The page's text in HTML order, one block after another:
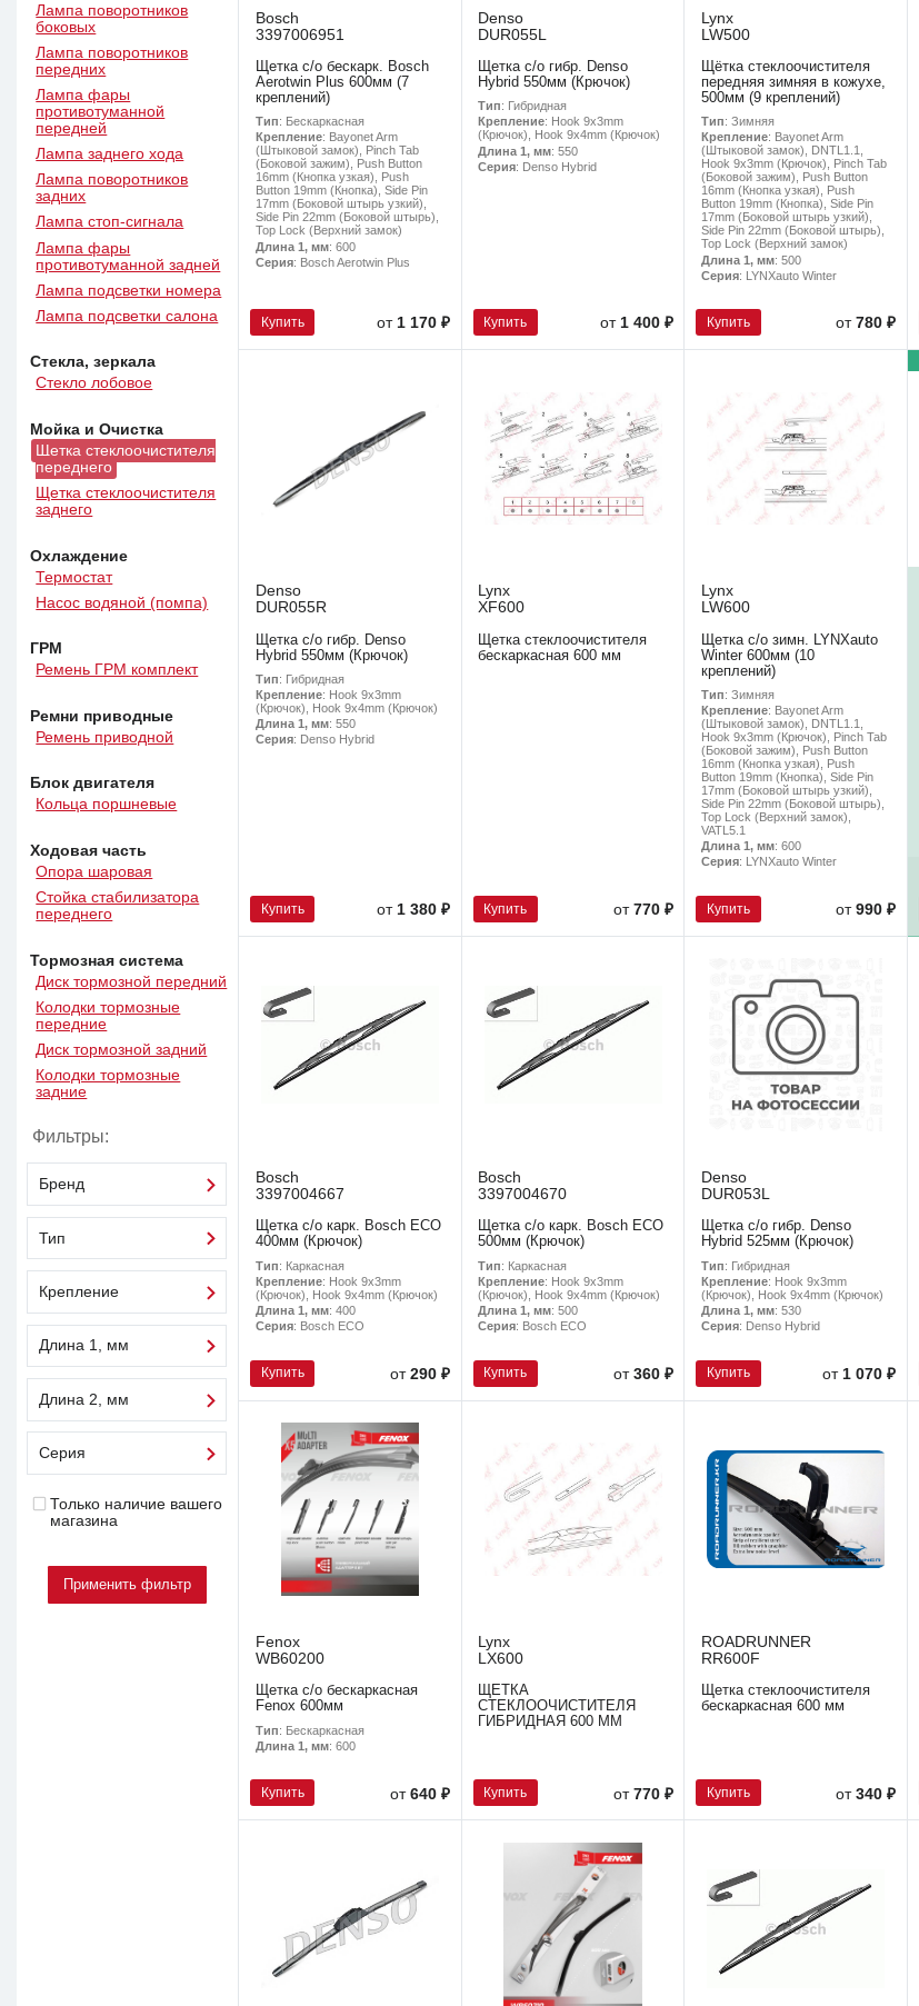
Лампа поворотников
боковых
Лампа поворотников
передних
Лампа фары
противотуманной
передней
Лампа заднего хода
Лампа поворотников
задних
Лампа стоп-сигнала
Лампа фары
противотуманной задней
Лампа подсветки номера
Лампа подсветки салона
Стекла, зеркала
Стекло лобовое
Мойка и Очистка
Щетка стеклоочистителя
переднего
Щетка стеклоочистителя
заднего
Охлаждение
Термостат
Насос водяной (помпа)
ГРМ
Ремень ГРМ комплект
Ремни приводные
Ремень приводной
Блок двигателя
Кольца поршневые
Ходовая часть
Опора шаровая
Стойка стабилизатора
переднего
Тормозная система
Диск тормозной передний
Колодки тормозные
передние
Диск тормозной задний
Колодки тормозные
задние
Фильтры:
Бренд
Тип
Крепление
Длина 1, мм
Длина 2, мм
Серия
Только наличие вашего
магазина
Bosch
3397006951
Щетка с/о бескарк. Bosch
Aerotwin Plus 600мм (7
креплений)
Тип: Бескаркасная
Крепление: Bayonet Arm
(Штыковой замок), Pinch Tab
(Боковой зажим), Push Button
16mm (Кнопка узкая), Push
Button 19mm (Кнопка), Side Pin
17mm (Боковой штырь узкий),
Side Pin 22mm (Боковой штырь),
Top Lock (Верхний замок)
Длина 1, мм: 600
Серия: Bosch Aerotwin Plus
Купить от1 170 ₽
Denso
DUR055L
Щетка с/о гибр. Denso
Hybrid 550мм (Крючок)
Тип: Гибридная
Крепление: Hook 9x3mm
(Крючок), Hook 9x4mm (Крючок)
Длина 1, мм: 550
Серия: Denso Hybrid
Купить от 1 400 ₽
Lynx
LW500
Щётка стеклоочистителя
передняя зимняя в кожухе,
500мм (9 креплений)
Тип: Зимняя
Крепление: Bayonet Arm
(Штыковой замок), DNTL1.1,
Hook 9x3mm (Крючок), Pinch Tab
(Боковой зажим), Push Button
16mm (Кнопка узкая), Push
Button 19mm (Кнопка), Side Pin
17mm (Боковой штырь узкий),
Side Pin 22mm (Боковой штырь),
Top Lock (Верхний замок)
Длина 1, мм: 500
Серия: LYNXauto Winter
Купить от780 ₽
Denso
DUR055R
Щетка с/о гибр. Denso
Hybrid 550мм (Крючок)
Тип: Гибридная
Крепление: Hook 9x3mm
(Крючок), Hook 9x4mm (Крючок)
Длина 1, мм: 550
Серия: Denso Hybrid
Купить от1 380 ₽
Lynx
XF600
Щетка стеклоочистителя
бескаркасная 600 мм
Купить от 770 ₽
Lynx
LW600
Щетка с/о зимн. LYNXauto
Winter 600мм (10
креплений)
Тип: Зимняя
Крепление: Bayonet Arm
(Штыковой замок), DNTL1.1,
Hook 9x3mm (Крючок), Pinch Tab
(Боковой зажим), Push Button
16mm (Кнопка узкая), Push
Button 19mm (Кнопка), Side Pin
17mm (Боковой штырь узкий),
Side Pin 22mm (Боковой штырь),
Top Lock (Верхний замок),
VATL5.1
Длина 1, мм: 600
Серия: LYNXauto Winter
Купить от990 ₽
Bosch
3397004667
Щетка с/о карк. Bosch ECO
400мм (Крючок)
Тип: Каркасная
Крепление: Hook 9x3mm
(Крючок), Hook 9x4mm (Крючок)
Длина 1, мм: 400
Серия: Bosch ECO
Купить от290 ₽
Bosch
3397004670
Щетка с/о карк. Bosch ECO
500мм (Крючок)
Тип: Каркасная
Крепление: Hook 9x3mm
(Крючок), Hook 9x4mm (Крючок)
Длина 1, мм: 500
Серия: Bosch ECO
Купить от 360 ₽
Denso
DUR053L
Щетка с/о гибр. Denso
Hybrid 525мм (Крючок)
Тип: Гибридная
Крепление: Hook 9x3mm
(Крючок), Hook 9x4mm (Крючок)
Длина 1, мм: 530
Серия: Denso Hybrid
Купить от1 070 ₽
Fenox
WB60200
Щетка с/о бескаркасная
Fenox 600мм
Тип: Бескаркасная
Длина 1, мм: 600
Купить от640 ₽
Lynx
LX600
ЩЕТКА
СТЕКЛООЧИСТИТЕЛЯ
ГИБРИДНАЯ 600 ММ
Купить от 770 ₽
ROADRUNNER
RR600F
Щетка стеклоочистителя
бескаркасная 600 мм
Купить от340 ₽